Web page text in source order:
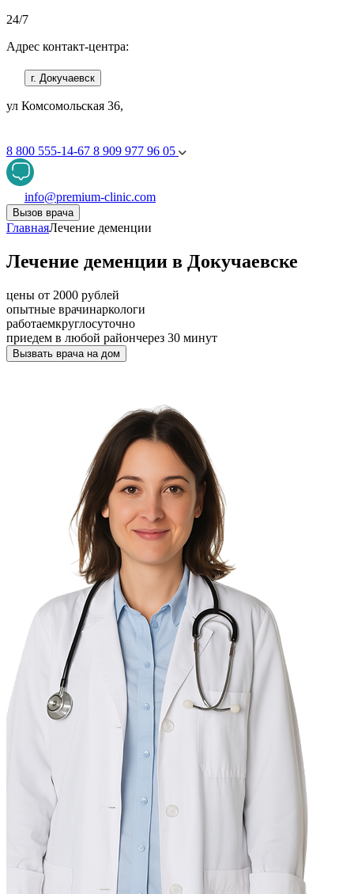
24/7
Адрес контакт-центра:
г. Докучаевск
ул Комсомольская 36,
8 800 555-14-67 8 909 977 96 05
info@premium-clinic.com
Вызов врача
ГлавнаяЛечение деменции
Лечение деменции в Докучаевске
цены от 2000 рублей
опытные врачинаркологи
работаемкруглосуточно
приедем в любой райончерез 30 минут
Вызвать врача на дом